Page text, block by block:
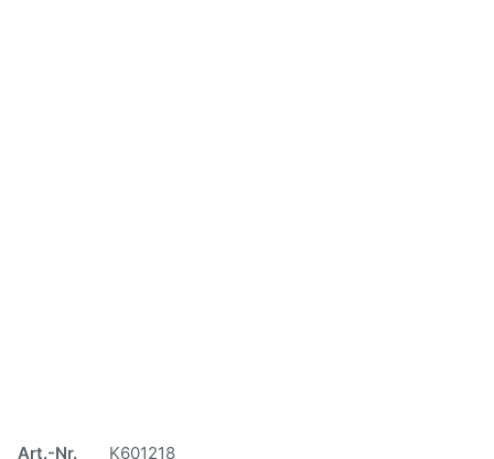
Art.-Nr.
K601218